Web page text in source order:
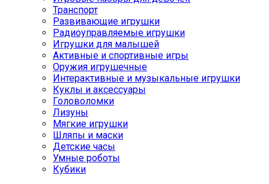
Транспорт
Развивающие игрушки
Радиоуправляемые игрушки
Игрушки для малышей
Активные и спортивные игры
Оружия игрушечные
Интерактивные и музыкальные игрушки
Куклы и аксессуары
Головоломки
Лизуны
Мягкие игрушки
Шляпы и маски
Детские часы
Умные роботы
Кубики